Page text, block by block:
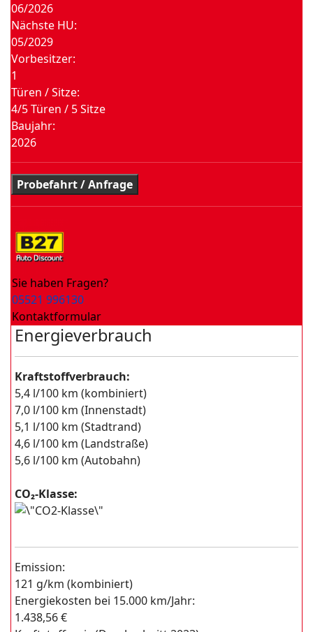
06/2026
Nächste HU:
05/2029
Vorbesitzer:
1
Türen / Sitze:
4/5 Türen / 5 Sitze
Baujahr:
2026
Probefahrt / Anfrage
Sie haben Fragen?
05521 996130
Kontaktformular
Energieverbrauch
Kraftstoffverbrauch:
5,4 l/100 km (kombiniert)
7,0 l/100 km (Innenstadt)
5,1 l/100 km (Stadtrand)
4,6 l/100 km (Landstraße)
5,6 l/100 km (Autobahn)
CO₂-Klasse:
Emission:
121 g/km (kombiniert)
Energiekosten bei 15.000 km/Jahr:
1.438,56 €